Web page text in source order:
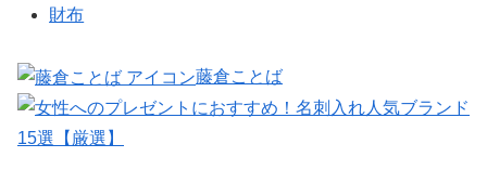
財布
藤倉ことば